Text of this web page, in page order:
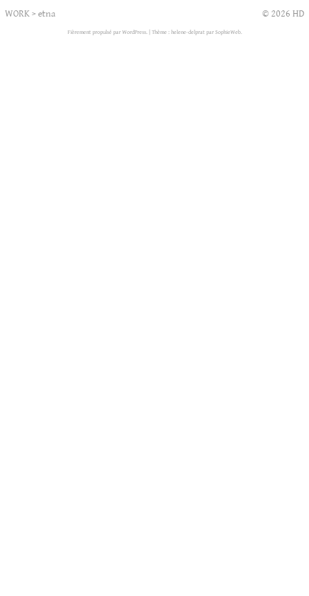
WORK>etna © 2026 HD
Fièrement propulsé par WordPress. Thème : helene-delprat par SophieWeb.